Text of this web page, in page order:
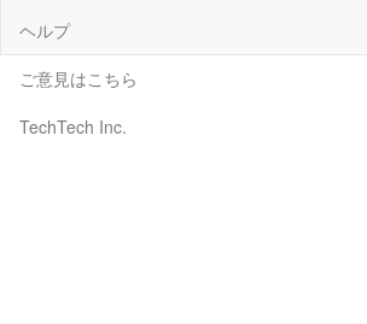
ヘルプ
ご意見はこちら
TechTech Inc.